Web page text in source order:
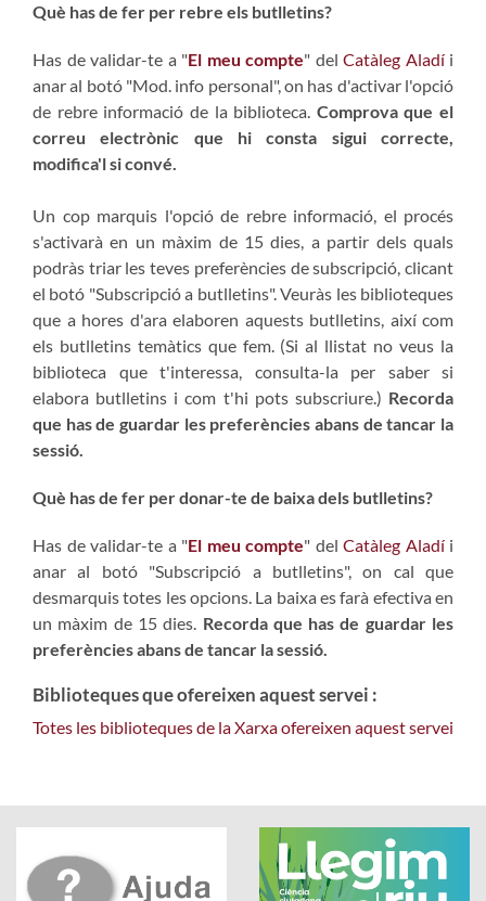
Què has de fer per rebre els butlletins?
Has de validar-te a "El meu compte" del Catàleg Aladíi
anar al botó "Mod. info personal", on has d'activar l'opció
de rebre informació de la biblioteca. Comprova que el
correu electrònic que hi consta sigui correcte,
modifica'l si convé.
Un cop marquis l'opció de rebre informació, el procés
s'activarà en un màxim de 15 dies, a partir dels quals
podràs triar les teves preferències de subscripció, clicant
el botó "Subscripció a butlletins". Veuràs les biblioteques
que a hores d'ara elaboren aquests butlletins, així com
els butlletins temàtics que fem. (Si al llistat no veus la
biblioteca que t'interessa, consulta-la per saber si
elabora butlletins i com t'hi pots subscriure.) Recorda
que has de guardar les preferències abans de tancar la
sessió.
Què has de fer per donar-te de baixa dels butlletins?
Has de validar-te a "El meu compte" del Catàleg Aladíi
anar al botó "Subscripció a butlletins", on cal que
desmarquis totes les opcions. La baixa es farà efectiva en
un màxim de 15 dies. Recorda que has de guardar les
preferències abans de tancar la sessió.
Biblioteques que ofereixen aquest servei :
Totes les biblioteques de la Xarxa ofereixen aquest servei